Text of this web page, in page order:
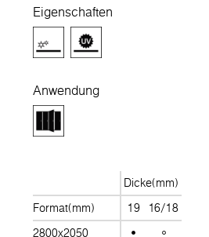
Eigenschaften
Anwendung
Dicke(mm)
Format(mm)
19
16/18
2800x2050